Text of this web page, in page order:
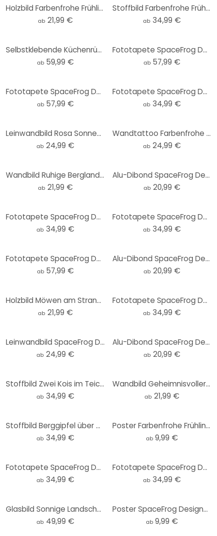
Holzbild Farbenfrohe Frühlingswiese - SpaceFrog Designs - Rund
ab 21,99 €
Stoffbild Farbenfrohe Frühlingswiese - SpaceFrog Designs - Panorama
ab 34,99 €
Selbstklebende Küchenrückwand SpaceFrog Designs - Herbstmorgen
ab 59,99 €
Fototapete SpaceFrog Designs - Sommertag
ab 57,99 €
Fototapete SpaceFrog Designs - Herbstmorgen
ab 57,99 €
Fototapete SpaceFrog Designs - Wüstenberge - Rund - Selbstklebend/Vlies
ab 34,99 €
Leinwandbild Rosa Sonnenuntergang über dem Wald - SpaceFrog Designs
ab 24,99 €
Wandtattoo Farbenfrohe Frühlingswiese - SpaceFrog Designs - Rund
ab 24,99 €
Wandbild Ruhige Berglandschaft in der Dämmerung - SpaceFrog Designs - Rund - Alu-Dibond
ab 21,99 €
Alu-Dibond SpaceFrog Designs - Bernsteinfarbene Sonne - Rund
ab 20,99 €
Fototapete SpaceFrog Designs - Rosa Sonne - Rund - Selbstklebend/Vlies
ab 34,99 €
Fototapete SpaceFrog Designs - Goldene Kraniche - Rund - Selbstklebend/Vlies
ab 34,99 €
Fototapete SpaceFrog Designs - Frühlingsmorgen
ab 57,99 €
Alu-Dibond SpaceFrog Designs - Morgenruhe - Rund
ab 20,99 €
Holzbild Möwen am Strand - SpaceFrog Designs - Rund
ab 21,99 €
Fototapete SpaceFrog Designs - In den Bergen - Rund - Selbstklebend/Vlies
ab 34,99 €
Leinwandbild SpaceFrog Designs - Rosa Sonne
ab 24,99 €
Alu-Dibond SpaceFrog Designs - Goldener Oktopus - Rund
ab 20,99 €
Stoffbild Zwei Kois im Teich - SpaceFrog Designs - Panorama
ab 34,99 €
Wandbild Geheimnisvoller Nebel im Wald - SpaceFrog Designs - Rund - Alu-Dibond
ab 21,99 €
Stoffbild Berggipfel über den Wolken - SpaceFrog Designs - Panorama
ab 34,99 €
Poster Farbenfrohe Frühlingswiese - SpaceFrog Designs
ab 9,99 €
Fototapete SpaceFrog Designs - Indigoblau - Rund - Selbstklebend/Vlies
ab 34,99 €
Fototapete SpaceFrog Designs - Goldener Oktopus - Rund - Selbstklebend/Vlies
ab 34,99 €
Glasbild Sonnige Landschaft in Blau und Gold - SpaceFrog Designs - Rund
ab 49,99 €
Poster SpaceFrog Designs - Goldener Oktopus
ab 9,99 €